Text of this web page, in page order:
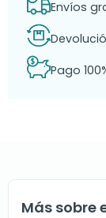
Envíos
Pago
Más sobre